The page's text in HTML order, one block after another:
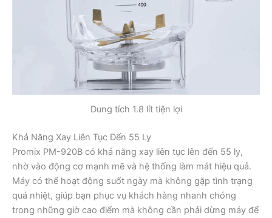
Dung tích 1.8 lít tiện lợi
Khả Năng Xay Liên Tục Đến 55 Ly
Promix PM-920B có khả năng xay liên tục lên đến 55 ly,
nhờ vào động cơ mạnh mẽ và hệ thống làm mát hiệu quả.
Máy có thể hoạt động suốt ngày mà không gặp tình trạng
quá nhiệt, giúp bạn phục vụ khách hàng nhanh chóng
trong những giờ cao điểm mà không cần phải dừng máy để